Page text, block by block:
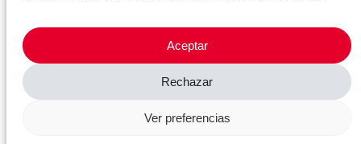
Aceptar
Rechazar
Ver preferencias
©FeSMCUGT 2024